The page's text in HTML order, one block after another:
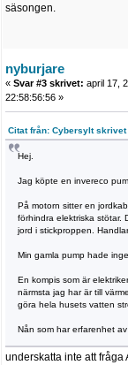
säsongen.
nyburjare
« Svar #3 skrivet: april 17,
22:58:56:56 »
Citat från: Cybersylt
Hej.
Jag köpte en invereco
På motorn sitter en
förhindra elektriska stötar.
jord i stickproppen.
Min gamla pump hade
En kompis som är
närmsta jag har är till
göra hela husets vatten
Nån som har erfarenhet
underskatta inte att fråga